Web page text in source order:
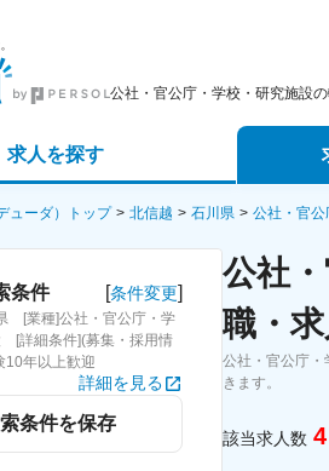
公社・官公庁・学校・研究施設
求人を探す
す
す
エージ
スカウ
パート
ューダ）トップ 北信越 石川県 公社・官
条件 [条件変更]
[業種]公社・官公庁・学
[詳細条件](募集・採用情
10年以上歓迎
詳細を見る
条件を保存
公社
職・
公社・官公庁・
きます。
該当求人数 4